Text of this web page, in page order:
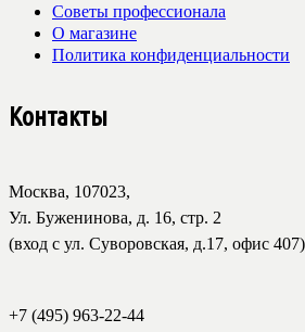
Советы профессионала
О магазине
Политика конфиденциальности
Контакты
Москва, 107023,
Ул. Буженинова, д. 16, стр. 2
(вход с ул. Суворовская, д.17, офис 407)
+7 (495) 963-22-44